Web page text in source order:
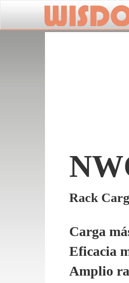
Rack
Carga
Eficacia
Amplio